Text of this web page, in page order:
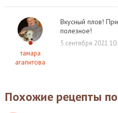
тамара
агапитова
Вкусный плов!
полезное!
5 сентября 2021
Похожие рецепты